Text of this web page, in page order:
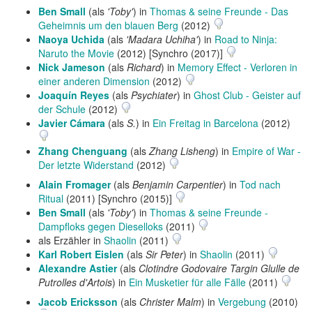
Ben Small (als 'Toby') in Thomas & seine Freunde - Das
Geheimnis um den blauen Berg (2012)
Naoya Uchida (als 'Madara Uchiha') in Road to Ninja:
Naruto the Movie (2012) [Synchro (2017)]
Nick Jameson (als Richard) in Memory Effect - Verloren in
einer anderen Dimension (2012)
Joaquín Reyes (als Psychiater) in Ghost Club - Geister auf
der Schule (2012)
Javier Cámara (als S.) in Ein Freitag in Barcelona (2012)
Zhang Chenguang (alsZhang Lisheng) in Empire of War -
Der letzte Widerstand (2012)
Alain Fromager(als Benjamin Carpentier) in Tod nach
Ritual (2011) [Synchro (2015)]
Ben Small (als 'Toby') in Thomas & seine Freunde -
Dampfloks gegen Dieselloks (2011)
als Erzähler in Shaolin (2011)
Karl Robert Eislen (als Sir Peter) in Shaolin (2011)
Alexandre Astier(als Clotindre Godovaire Targin Glulle de
Putrolles d'Artois) in Ein Musketier für alle Fälle (2011)
Jacob Ericksson (als Christer Malm) in Vergebung (2010)